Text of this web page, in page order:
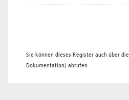
Sie können dieses Register auch über die
Dokumentation) abrufen.